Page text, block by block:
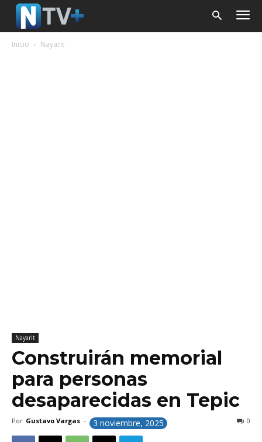
Inicio Nayarit
Nayarit
Construirán memorial
para personas
desaparecidas en Tepic
Por Gustavo Vargas - 3 noviembre, 2025 0